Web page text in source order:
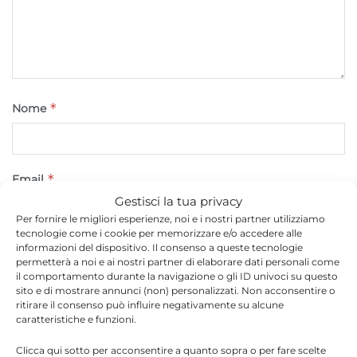
Gestisci la tua privacy
Per fornire le migliori esperienze, noi e i nostri partner utilizziamo
tecnologie come i cookie per memorizzare e/o accedere alle
informazioni del dispositivo. Il consenso a queste tecnologie
permetterà a noi e ai nostri partner di elaborare dati personali come
il comportamento durante la navigazione o gli ID univoci su questo
sito e di mostrare annunci (non) personalizzati. Non acconsentire o
ritirare il consenso può influire negativamente su alcune
caratteristiche e funzioni.
Clicca qui sotto per acconsentire a quanto sopra o per fare scelte
Nome *
Email *
Sito web